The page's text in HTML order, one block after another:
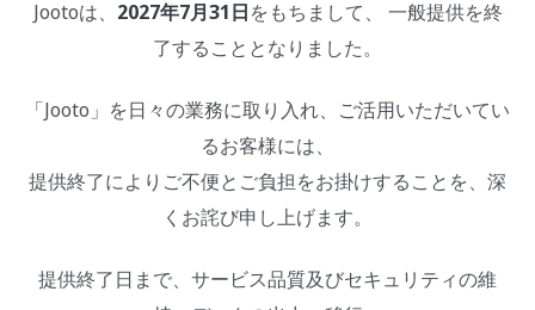
Jootoは、 2027年7月31日をもちまして、 一般提供を終
了することとなりました。
「Jooto」を日々の業務に取り入れ、ご活用いただいてい
るお客様には、
提供終了によりご不便とご負担をお掛けすることを、深
くお詫び申し上げます。
提供終了日まで、サービス品質及びセキュリティの維